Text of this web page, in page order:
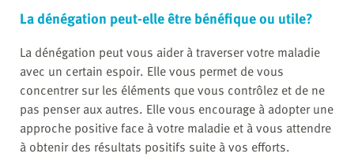
La dénégation peut-elle être bénéfique ou utile?
La dénégation peut vous aider à traverser votre maladie
avec un certain espoir. Elle vous permet de vous
concentrer sur les éléments que vous contrôlez et de ne
pas penser aux autres. Elle vous encourage à adopter une
approche positive face à votre maladie et à vous attendre
à obtenir des résultats positifs suite à vos efforts.